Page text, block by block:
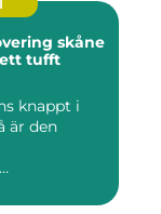
skåne
tufft
knappt i
är den